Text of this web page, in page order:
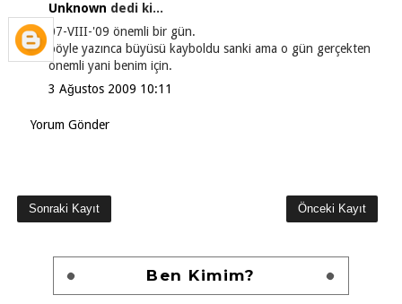
Unknown dedi ki...
07-VIII-'09 önemli bir gün.
böyle yazınca büyüsü kayboldu sanki ama o gün gerçekten
önemli yani benim için.
3 Ağustos 2009 10:11
Yorum Gönder
Sonraki Kayıt Önceki Kayıt
Ben Kimim?